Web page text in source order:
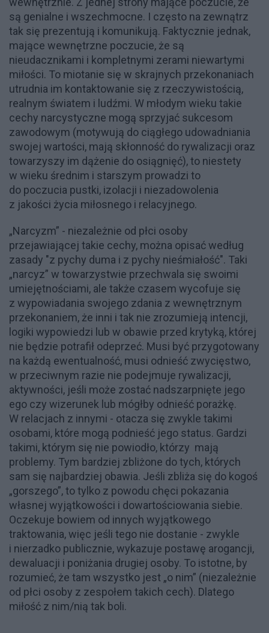
są genialne i wszechmocne. I często na zewnątrz
tak się prezentują i komunikują. Faktycznie jednak,
mające wewnętrzne poczucie, że są
nieudacznikami i kompletnymi zerami niewartymi
miłości. To miotanie się w skrajnych przekonaniach
utrudnia im kontaktowanie się z rzeczywistością,
realnym światem i ludźmi. W młodym wieku takie
cechy narcystyczne mogą sprzyjać sukcesom
zawodowym (motywują do ciągłego udowadniania
swojej wartości, mają skłonność do rywalizacji oraz
towarzyszy im dążenie do osiągnięć), to niestety
w wieku średnim i starszym prowadzi to
do poczucia pustki, izolacji i niezadowolenia
z jakości życia miłosnego i relacyjnego.
„Narcyzm” - niezależnie od płci osoby
przejawiającej takie cechy, można opisać według
zasady "z pychy duma i z pychy nieśmiałość". Taki
„narcyz” w towarzystwie przechwala się swoimi
umiejętnościami, ale także czasem wycofuje się
z wypowiadania swojego zdania z wewnętrznym
przekonaniem, że inni i tak nie zrozumieją intencji,
logiki wypowiedzi lub w obawie przed krytyką, której
nie będzie potrafił odeprzeć. Musi być przygotowany
na każdą ewentualność, musi odnieść zwycięstwo,
w przeciwnym razie nie podejmuje rywalizacji,
aktywności, jeśli może zostać nadszarpnięte jego
ego czy wizerunek lub mógłby odnieść porażkę.
W relacjach z innymi - otacza się zwykle takimi
osobami, które mogą podnieść jego status. Gardzi
takimi, którym się nie powiodło, którzy mają
problemy. Tym bardziej zbliżone do tych, których
sam się najbardziej obawia. Jeśli zbliża się do kogoś
„gorszego”, to tylko z powodu chęci pokazania
własnej wyjątkowości i dowartościowania siebie.
Oczekuje bowiem od innych wyjątkowego
traktowania, więc jeśli tego nie dostanie - zwykle
i nierzadko publicznie, wykazuje postawę arogancji,
dewaluacji i poniżania drugiej osoby. To istotne, by
rozumieć, że tam wszystko jest „o nim” (niezależnie
od płci osoby z zespołem takich cech). Dlatego
miłość z nim/nią tak boli.